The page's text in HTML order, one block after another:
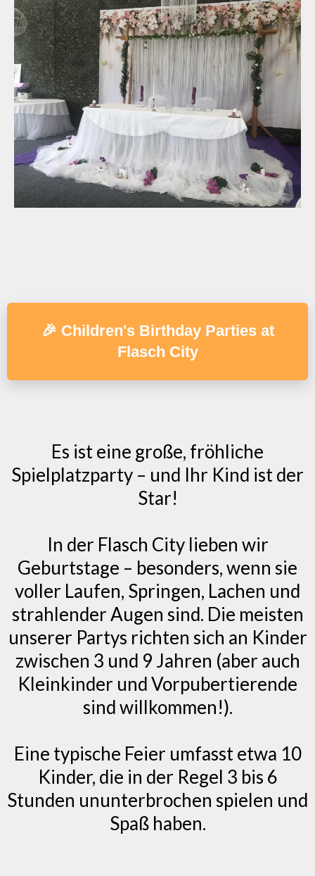
🎉 Children's Birthday Parties at
Flasch City
Es ist eine große, fröhliche
Spielplatzparty – und Ihr Kind ist der
Star!
In der Flasch City lieben wir
Geburtstage – besonders, wenn sie
voller Laufen, Springen, Lachen und
strahlender Augen sind. Die meisten
unserer Partys richten sich an Kinder
zwischen 3 und 9 Jahren (aber auch
Kleinkinder und Vorpubertierende
sind willkommen!).
Eine typische Feier umfasst etwa 10
Kinder, die in der Regel 3 bis 6
Stunden ununterbrochen spielen und
Spaß haben.